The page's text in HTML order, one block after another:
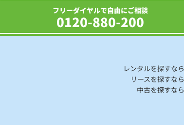
フリーダイヤルで自由にご相談
0120-880-200
レンタルを探すなら
リースを探すなら
中古を探すなら